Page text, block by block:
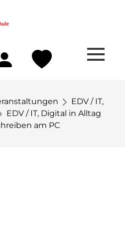
EDV / IT,
EDV / IT, Digital in Alltag
am PC